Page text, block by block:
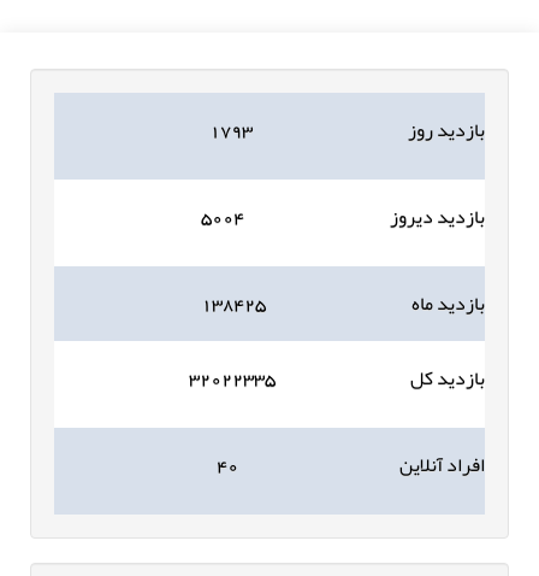
بازدید روز ۱۷۹۳
بازدید دیروز ۵۰۰۴
بازدید ماه
۱۳۸۴۲۵
بازدید کل
۳۲۰۲۲۳۳۵
افراد آنلاین ۴۰